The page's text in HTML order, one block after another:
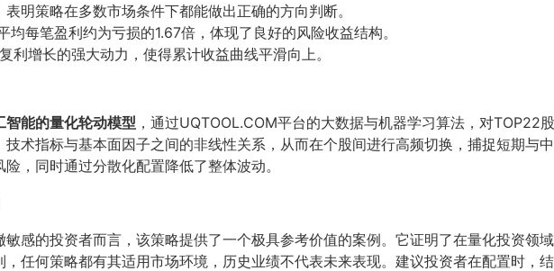
明策略在多数市场条件下都能做出正确的方向判断。
均每笔盈利约为亏损的1.67倍，体现了良好的风险收益结构。
利增长的强大动力，使得累计收益曲线平滑向上。
智能的量化轮动模型 ，通过UQTOOL.COM平台的大数据与机器学习算法，对TOP22
术指标与基本面因子之间的非线性关系，从而在个股间进行高频切换，捕捉短期与
，同时通过分散化配置降低了整体波动。
感的投资者而言，该策略提供了一个极具参考价值的案例。它证明了在量化投资领
任何策略都有其适用市场环境，历史业绩不代表未来表现。建议投资者在配置时，